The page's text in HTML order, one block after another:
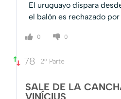
El uruguayo dispara
el balón es rechazado
0 0
78 2º Parte
SALE DE LA